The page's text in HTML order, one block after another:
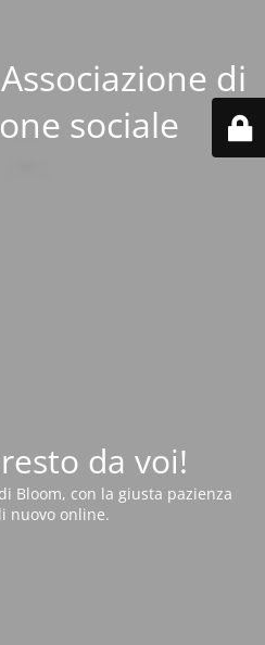
di
sociale
da voi!
Bloom, con la giusta pazienza
nuovo online.